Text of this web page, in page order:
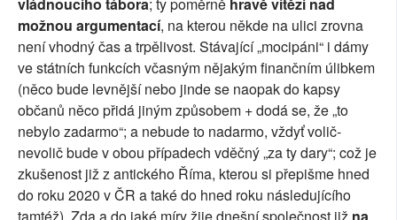
vládnoucího tábora; ty poměrně hravě vítězí nad
možnou argumentací, na kterou někde na ulici zrovna
není vhodný čas a trpělivost. Stávající „mocipáni“ i dámy
ve státních funkcích včasným nějakým finančním úlibkem
(něco bude levnější nebo jinde se naopak do kapsy
občanů něco přidá jiným způsobem + dodá se, že „to
nebylo zadarmo“; a nebude to nadarmo, vždyť volič-
nevolič bude v obou případech vděčný „za ty dary“; což je
zkušenost již z antického Říma, kterou si přepišme hned
do roku 2020 v ČR a také do hned roku následujícího